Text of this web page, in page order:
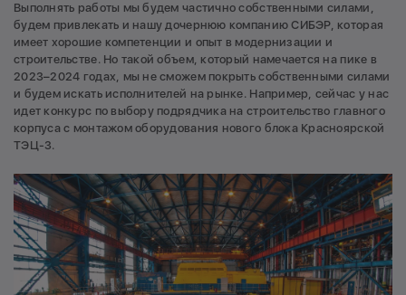
Выполнять работы мы будем частично собственными силами,
будем привлекать и нашу дочернюю компанию СИБЭР, которая
имеет хорошие компетенции и опыт в модернизации и
строительстве. Но такой объем, который намечается на пике в
2023–2024 годах, мы не сможем покрыть собственными силами
и будем искать исполнителей на рынке. Например, сейчас у нас
идет конкурс по выбору подрядчика на строительство главного
корпуса с монтажом оборудования нового блока Красноярской
ТЭЦ-3.